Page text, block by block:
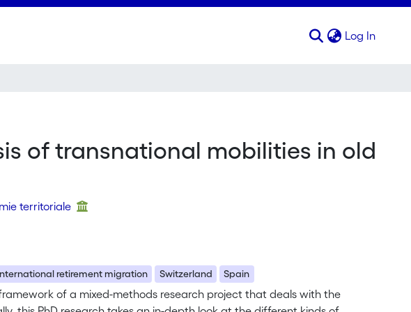
Log In
of transnational mobilities in old
territoriale
retirement migration Switzerland Spain
of a mixed-methods research project that deals with the